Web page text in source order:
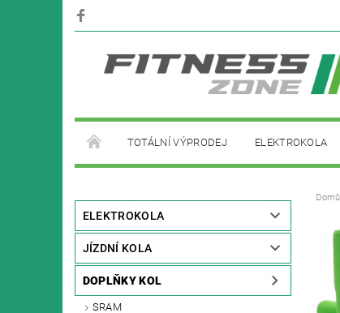
TOTÁLNÍ VÝPRODEJ ELEKTROKOLA
ELEKTROKOLA
JÍZDNÍ KOLA
DOPLŇKY KOL
SRAM
Domů